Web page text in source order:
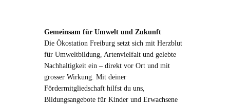
Gemeinsam für Umwelt und Zukunft
Die Ökostation Freiburg setzt sich mit Herzblut
für Umweltbildung, Artenvielfalt und gelebte
Nachhaltigkeit ein – direkt vor Ort und mit
grosser Wirkung. Mit deiner
Fördermitgliedschaft hilfst du uns,
Bildungsangebote für Kinder und Erwachsene